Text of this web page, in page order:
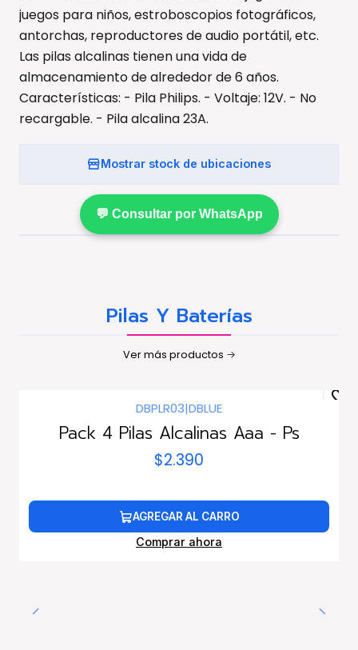
juegos para niños, estroboscopios fotográficos,
antorchas, reproductores de audio portátil, etc.
Las pilas alcalinas tienen una vida de
almacenamiento de alrededor de 6 años.
Características: - Pila Philips. - Voltaje: 12V. - No
recargable. - Pila alcalina 23A.
Mostrar stock de ubicaciones
💬 Consultar por WhatsApp
Pilas Y Baterías
Ver más productos
DBPLR03|DBLUE
Pack 4 Pilas Alcalinas Aaa - Ps
$2.390
AGREGAR AL CARRO
Comprar ahora